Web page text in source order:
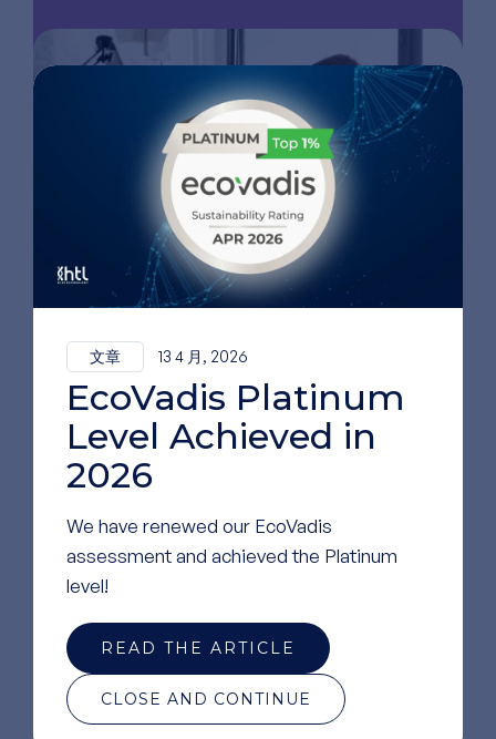
文章 13 4 月, 2026
EcoVadis Platinum
Level Achieved in
2026
We have renewed our EcoVadis
assessment and achieved the Platinum
level!
READ THE ARTICLE
CLOSE AND CONTINUE
阅读 更多文章
文章 13 9 月, 2025